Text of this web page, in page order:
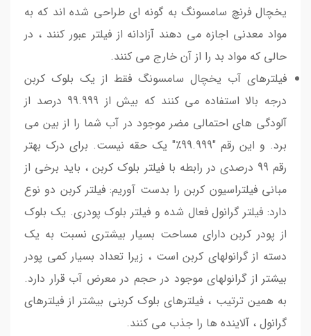
یخچال فرنچ سامسونگ به گونه ای طراحی شده اند که به
مواد معدنی اجازه می دهند آزادانه از فیلتر عبور کنند ، در
حالی که مواد بد را از آن خارج می کنند.
فیلترهای آب یخچال سامسونگ فقط از یک بلوک کربن
درجه بالا استفاده می کنند که بیش از 99.999 درصد از
آلودگی های احتمالی مضر موجود در آب شما را از بین می
برد. و این رقم "99.999٪" یک حقه نیست. برای درک بهتر
رقم 99 درصدی در رابطه با فیلتر بلوک کربن ، باید برخی از
مبانی فیلتراسیون کربن را بدست آوریم: فیلتر کربن دو نوع
دارد: فیلتر گرانول فعال شده و فیلتر بلوک پودری. یک بلوک
از پودر کربن دارای مساحت بسیار بیشتری نسبت به یک
دسته از گرانولهای کربن است ، زیرا تعداد بسیار کمی پودر
بیشتر از گرانولهای موجود در حجم در معرض آب قرار دارد.
به همین ترتیب ، فیلترهای بلوک کربنی بیشتر از فیلترهای
گرانول ، آلاینده ها را جذب می کنند.